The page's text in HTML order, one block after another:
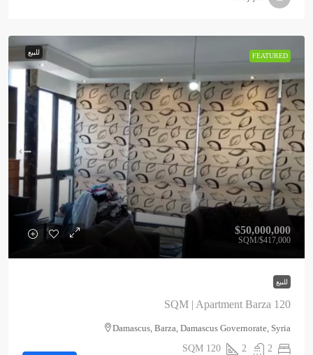
FEATURED للبيع
$50,000,000
$417,000
/SQM
للبيع
120 SQM | Apartment Barza
Damascus, Barza, Damascus Governorate, Syria
2
2
120
SQM